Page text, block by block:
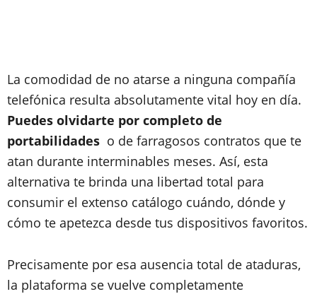
La comodidad de no atarse a ninguna compañía
telefónica resulta absolutamente vital hoy en día.
Puedes olvidarte por completo de
portabilidades o de farragosos contratos que te
atan durante interminables meses. Así, esta
alternativa te brinda una libertad total para
consumir el extenso catálogo cuándo, dónde y
cómo te apetezca desde tus dispositivos favoritos.
Precisamente por esa ausencia total de ataduras,
la plataforma se vuelve completamente